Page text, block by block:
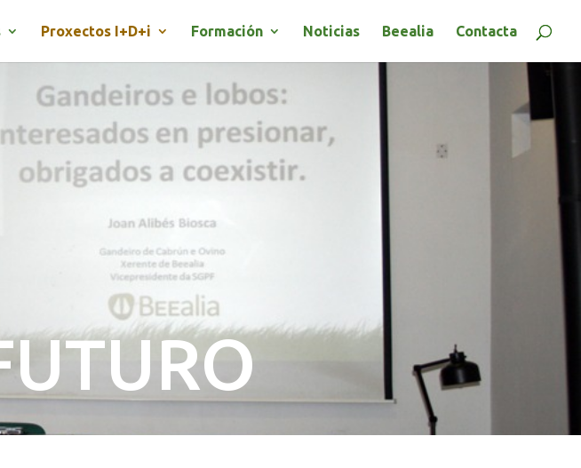
Proxectos I+D+i Formación Noticias Beealia Contacta